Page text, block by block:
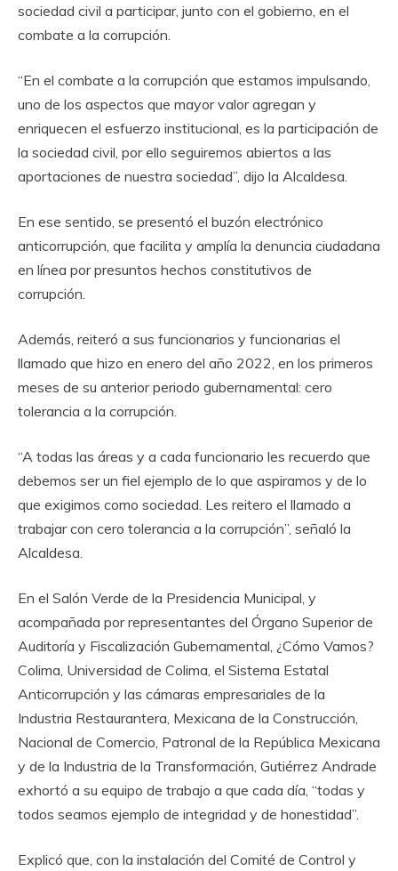
sociedad civil a participar, junto con el gobierno, en el
combate a la corrupción.
“En el combate a la corrupción que estamos impulsando,
uno de los aspectos que mayor valor agregan y
enriquecen el esfuerzo institucional, es la participación de
la sociedad civil, por ello seguiremos abiertos a las
aportaciones de nuestra sociedad”, dijo la Alcaldesa.
En ese sentido, se presentó el buzón electrónico
anticorrupción, que facilita y amplía la denuncia ciudadana
en línea por presuntos hechos constitutivos de
corrupción.
Además, reiteró a sus funcionarios y funcionarias el
llamado que hizo en enero del año 2022, en los primeros
meses de su anterior periodo gubernamental: cero
tolerancia a la corrupción.
“A todas las áreas y a cada funcionario les recuerdo que
debemos ser un fiel ejemplo de lo que aspiramos y de lo
que exigimos como sociedad. Les reitero el llamado a
trabajar con cero tolerancia a la corrupción”, señaló la
Alcaldesa.
En el Salón Verde de la Presidencia Municipal, y
acompañada por representantes del Órgano Superior de
Auditoría y Fiscalización Gubernamental, ¿Cómo Vamos?
Colima, Universidad de Colima, el Sistema Estatal
Anticorrupción y las cámaras empresariales de la
Industria Restaurantera, Mexicana de la Construcción,
Nacional de Comercio, Patronal de la República Mexicana
y de la Industria de la Transformación, Gutiérrez Andrade
exhortó a su equipo de trabajo a que cada día, “todas y
todos seamos ejemplo de integridad y de honestidad”.
Explicó que, con la instalación del Comité de Control y